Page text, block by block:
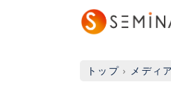
トップ › メディア